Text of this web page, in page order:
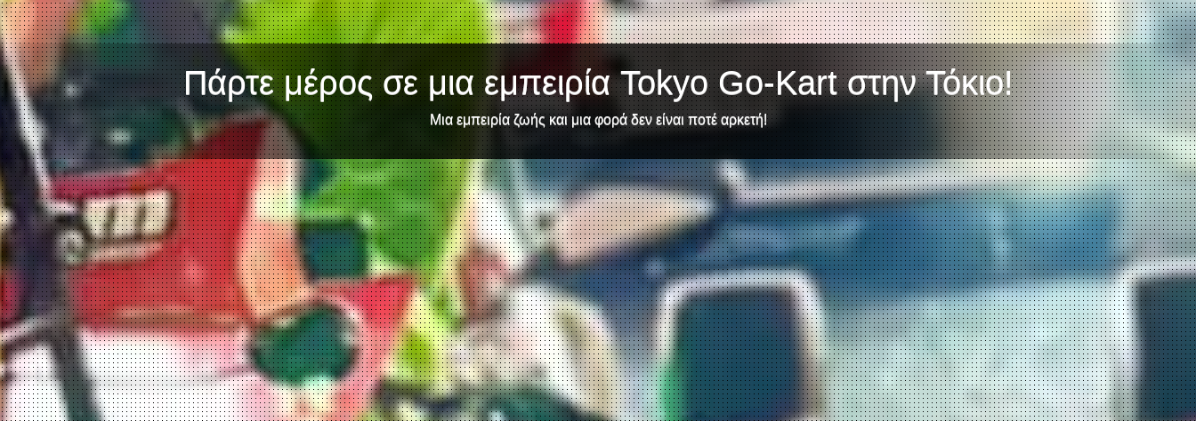
Πάρτε μέρος σε μια εμπειρία Tokyo Go-Kart στην Τόκιο!
Μια εμπειρία ζωής και μια φορά δεν είναι ποτέ αρκετή!